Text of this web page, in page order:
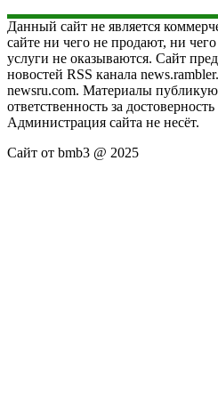
Данный сайт не является
сайте ни чего не продают, ни
услуги не оказываются. Сайт
новостей RSS канала
newsru.com. Материалы
ответственность за
Администрация сайта не несёт.
Сайт от bmb3 @ 2025